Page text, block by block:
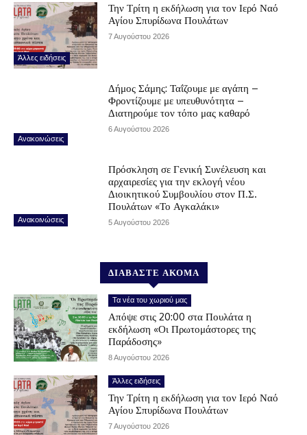
Άλλες ειδήσεις
Την Τρίτη η εκδήλωση για τον Ιερό Ναό
Αγίου Σπυρίδωνα Πουλάτων
7 Αυγούστου 2026
Ανακοινώσεις
Δήμος Σάμης: Ταΐζουμε με αγάπη –
Φροντίζουμε με υπευθυνότητα –
Διατηρούμε τον τόπο μας καθαρό
6 Αυγούστου 2026
Ανακοινώσεις
Πρόσκληση σε Γενική Συνέλευση και
αρχαιρεσίες για την εκλογή νέου
Διοικητικού Συμβουλίου στον Π.Σ.
Πουλάτων «Το Αγκαλάκι»
5 Αυγούστου 2026
ΔΙΑΒΑΣΤΕ ΑΚΟΜΑ
Τα νέα του χωριού μας
Απόψε στις 20:00 στα Πουλάτα η
εκδήλωση «Οι Πρωτομάστορες της
Παράδοσης»
8 Αυγούστου 2026
Άλλες ειδήσεις
Την Τρίτη η εκδήλωση για τον Ιερό Ναό
Αγίου Σπυρίδωνα Πουλάτων
7 Αυγούστου 2026